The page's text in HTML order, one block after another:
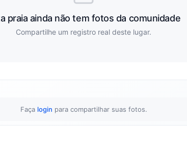
praia ainda não tem fotos da comunidade
Compartilhe um registro real deste lugar.
Faça login para compartilhar suas fotos.